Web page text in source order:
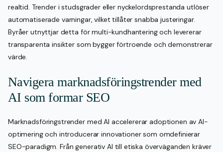
realtid. Trender i studsgrader eller nyckelordsprestanda utlöser
automatiserade varningar, vilket tillåter snabba justeringar.
Byråer utnyttjar detta för multi-kundhantering och levererar
transparenta insikter som bygger förtroende och demonstrerar
värde.
Navigera marknadsföringstrender med
AI som formar SEO
Marknadsföringstrender med AI accelererar adoptionen av AI-
optimering och introducerar innovationer som omdefinierar
SEO-paradigm. Från generativ AI till etiska överväganden kräver